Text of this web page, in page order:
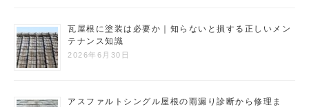
瓦屋根に塗装は必要か｜知らないと損する正しいメン
テナンス知識
2026年6月30日
アスファルトシングル屋根の雨漏り診断から修理ま